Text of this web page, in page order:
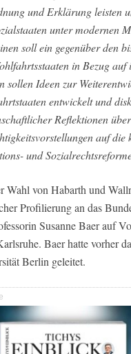
und Erklärung leisten
unter modernen
soll ein gegenüber den
in Bezug
sollen Ideen zur
entwickelt und
Reflektionen
auf
und
Wahl von Habarth und
Profilierung an das
Susanne Baer auf
Baer hatte vorher
Berlin geleitet.